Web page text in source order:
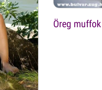
Öreg muffok